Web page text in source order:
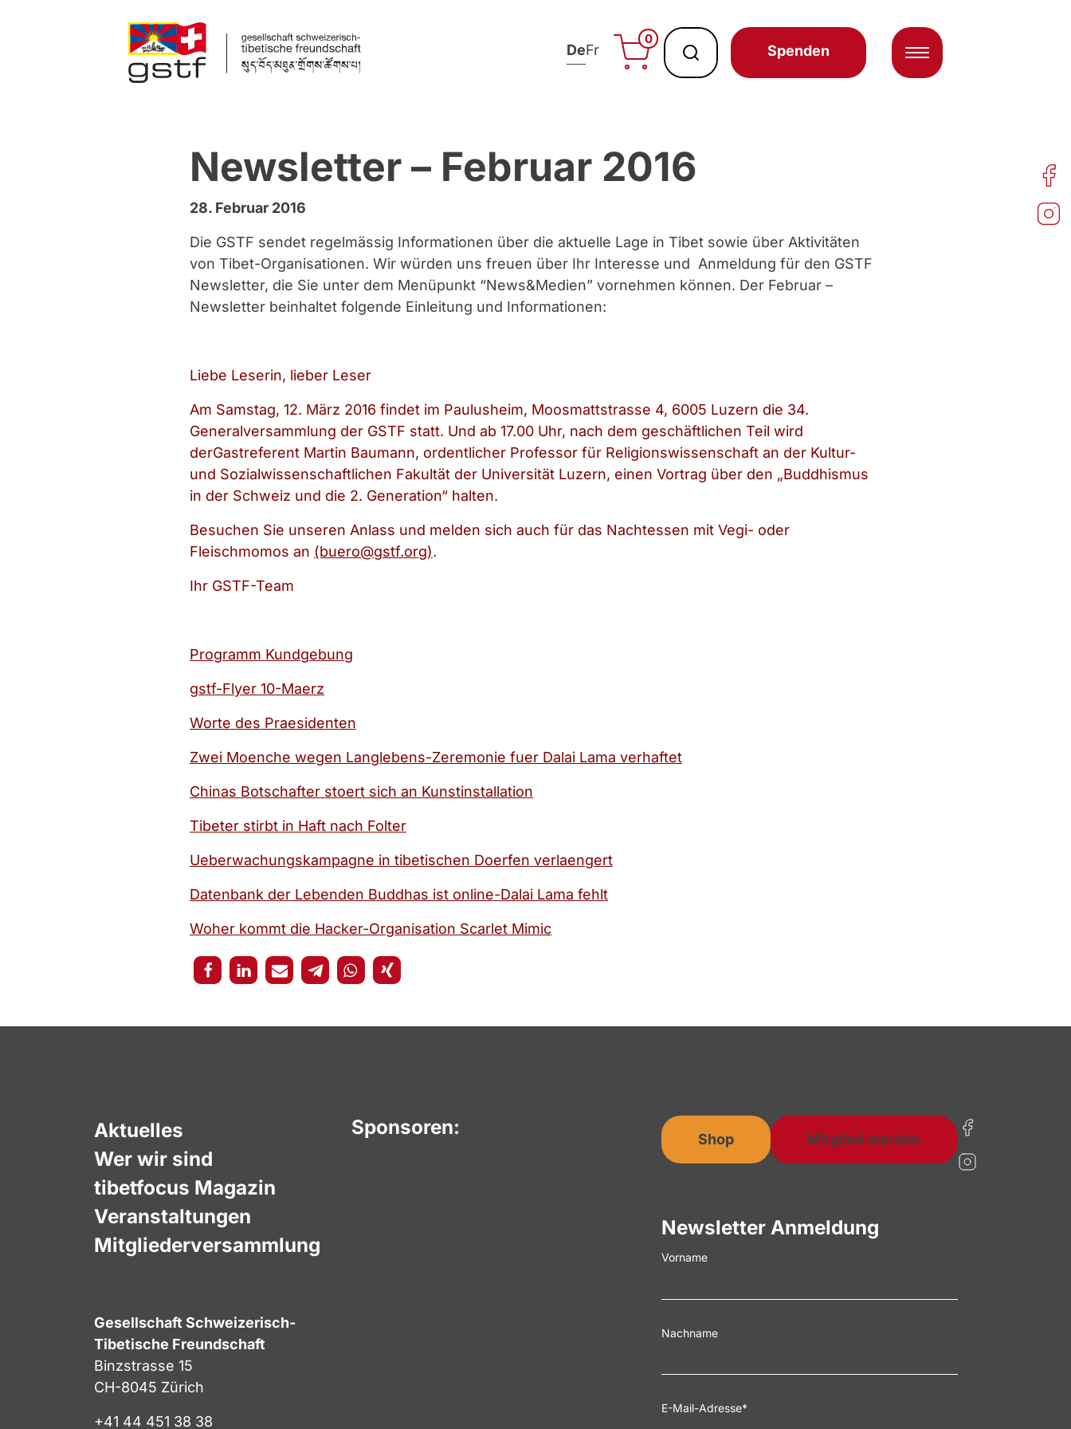
DeFr
0
Spenden
Newsletter – Februar 2016
28. Februar 2016
Die GSTF sendet regelmässig Informationen über die aktuelle Lage in Tibet sowie über Aktivitäten
von Tibet-Organisationen. Wir würden uns freuen über Ihr Interesse und Anmeldung für den GSTF
Newsletter, die Sie unter dem Menüpunkt “News&Medien” vornehmen können. Der Februar –
Newsletter beinhaltet folgende Einleitung und Informationen:
Liebe Leserin, lieber Leser
Am Samstag, 12. März 2016 findet im Paulusheim, Moosmattstrasse 4, 6005 Luzern die 34.
Generalversammlung der GSTF statt. Und ab 17.00 Uhr, nach dem geschäftlichen Teil wird
derGastreferent Martin Baumann, ordentlicher Professor für Religionswissenschaft an der Kultur-
und Sozialwissenschaftlichen Fakultät der Universität Luzern, einen Vortrag über den „Buddhismus
in der Schweiz und die 2. Generation“ halten.
Besuchen Sie unseren Anlass und melden sich auch für das Nachtessen mit Vegi- oder
Fleischmomos an (buero@gstf.org).
Ihr GSTF-Team
Programm Kundgebung
gstf-Flyer 10-Maerz
Worte des Praesidenten
Zwei Moenche wegen Langlebens-Zeremonie fuer Dalai Lama verhaftet
Chinas Botschafter stoert sich an Kunstinstallation
Tibeter stirbt in Haft nach Folter
Ueberwachungskampagne in tibetischen Doerfen verlaengert
Datenbank der Lebenden Buddhas ist online-Dalai Lama fehlt
Woher kommt die Hacker-Organisation Scarlet Mimic
Aktuelles
Wer wir sind
tibetfocus Magazin
Veranstaltungen
Mitgliederversammlung
Gesellschaft Schweizerisch-
Tibetische Freundschaft
Binzstrasse 15
CH-8045 Zürich
+41 44 451 38 38
Sponsoren:
Shop Mitglied werden
Newsletter Anmeldung
Vorname
Nachname
E-Mail-Adresse*